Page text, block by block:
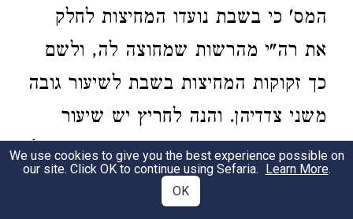
המס' כי בשבת נועדו המחיצות לחלק
את רה"י מהרשות שמחוצה לה, ולשם
כך זקוקות המחיצות בשבת לשיעור גובה
משני צדדיהן. והנה לחריץ יש שיעור
מחיצה רק מצד אחד - מצד הפנימי אבל
לא מצד החיצון, ולפיכך אין החריץ ראוי
We use cookies to give you the best experience possible on
our site. Click OK to continue using Sefaria. Learn More.
OK